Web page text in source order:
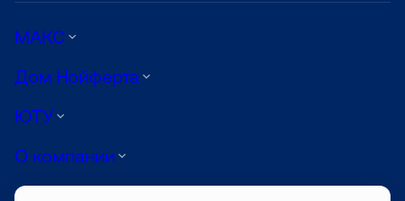
МАКС
Дом Нойферта
ЮТУ
О компании
Луиджи